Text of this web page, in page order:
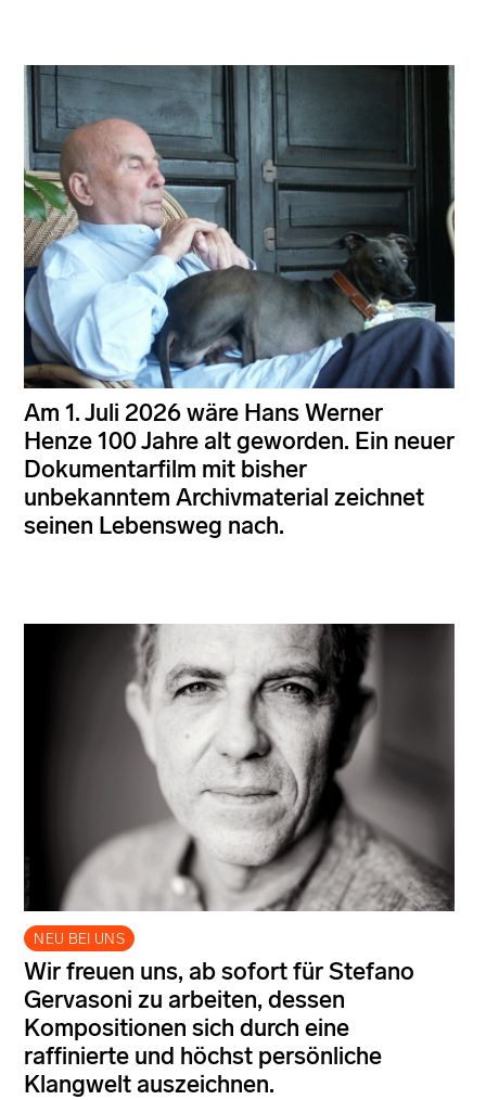
Am 1. Juli 2026 wäre Hans Werner
Henze 100 Jahre alt geworden. Ein neuer
Dokumentarfilm mit bisher
unbekanntem Archivmaterial zeichnet
seinen Lebensweg nach.
NEU BEI UNS
Wir freuen uns, ab sofort für Stefano
Gervasoni zu arbeiten, dessen
Kompositionen sich durch eine
raffinierte und höchst persönliche
Klangwelt auszeichnen.